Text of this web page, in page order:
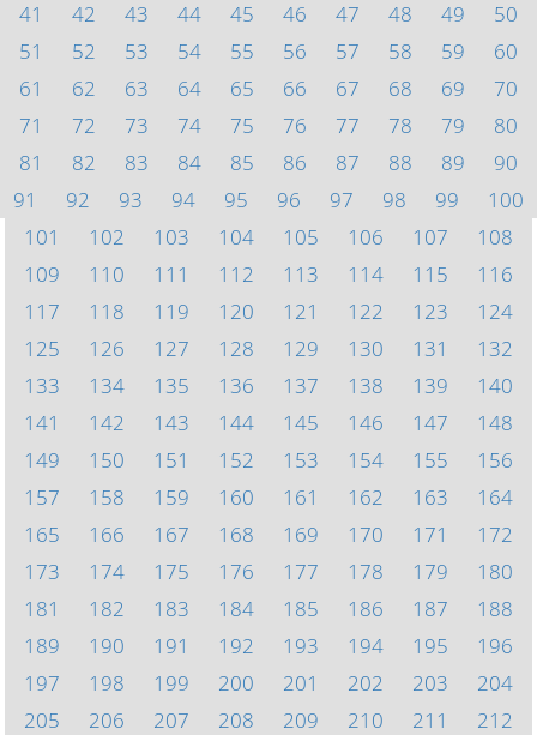
41
42 43 44 45 46 47 48 49
50
51
52 53 54 55 56 57 58 59
60
61
62 63 64 65 66 67 68 69
70
71
72 73 74 75 76 77 78 79
80
81
82 83 84 85 86 87 88 89
90
91
92 93 94 95 96 97 98 99
100
101
102 103 104 105 106 107
108
109
110 111 112 113 114 115
116
117
118 119 120 121 122 123
124
125
126 127 128 129 130 131
132
133
134 135 136 137 138 139
140
141
142 143 144 145 146 147
148
149
150 151 152 153 154 155
156
157
158 159 160 161 162 163
164
165
166 167 168 169 170 171
172
173
174 175 176 177 178 179
180
181
182 183 184 185 186 187
188
189
190 191 192 193 194 195
196
197
198 199 200 201 202 203
204
205
206 207 208 209 210 211
212